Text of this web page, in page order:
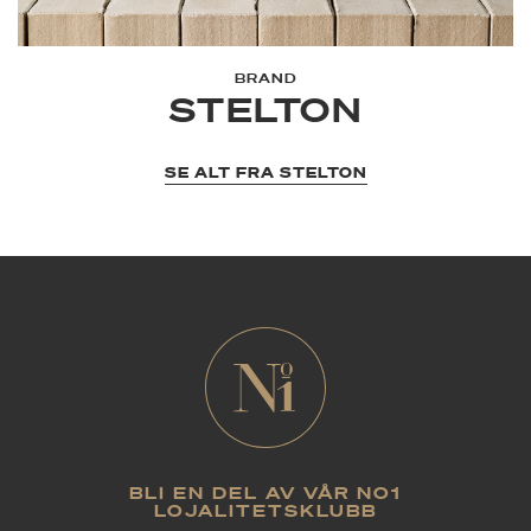
BRAND
STELTON
SE ALT FRA STELTON
BLI EN DEL AV VÅR NO1
LOJALITETSKLUBB